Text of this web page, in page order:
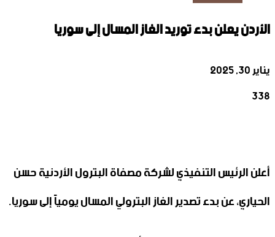
الأردن يعلن بدء توريد الغاز المسال إلى سوريا
يناير 30, 2025
338
أعلن الرئيس التنفيذي لشركة مصفاة البترول الأردنية حسن
الحياري، عن بدء تصدير الغاز البترولي المسال يومياً إلى سوريا.